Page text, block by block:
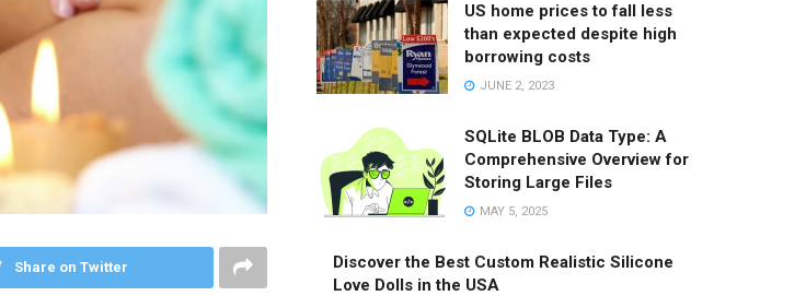
Share on Twitter
US home prices to fall less
than expected despite high
borrowing costs
JUNE 2, 2023
SQLite BLOB Data Type: A
Comprehensive Overview for
Storing Large Files
MAY 5, 2025
Discover the Best Custom Realistic Silicone
Love Dolls in the USA